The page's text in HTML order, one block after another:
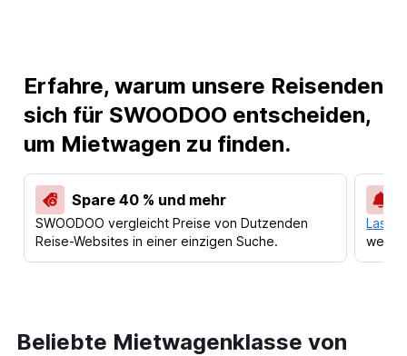
Erfahre, warum unsere Reisenden
sich für SWOODOO entscheiden,
um Mietwagen zu finden.
Spare 40 % und mehr
SWOODOO vergleicht Preise von Dutzenden
Reise-Websites in einer einzigen Suche.
Lass
Beliebte Mietwagenklasse von